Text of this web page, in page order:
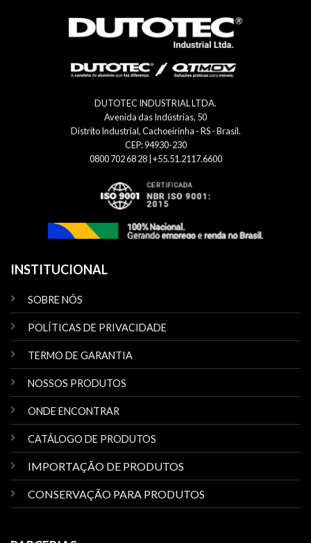
DUTOTEC INDUSTRIAL LTDA.
Avenida das Indústrias, 50
Distrito Industrial, Cachoeirinha - RS - Brasil.
CEP: 94930-230
0800 702 68 28 | +55.51.2117.6600
INSTITUCIONAL
SOBRE NÓS
POLÍTICAS DE PRIVACIDADE
TERMO DE GARANTIA
NOSSOS PRODUTOS
ONDE ENCONTRAR
CATÁLOGO DE PRODUTOS
IMPORTAÇÃO DE PRODUTOS
CONSERVAÇÃO PARA PRODUTOS